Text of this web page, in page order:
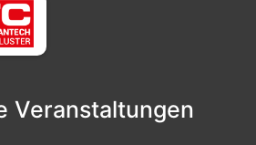
Veranstaltungen